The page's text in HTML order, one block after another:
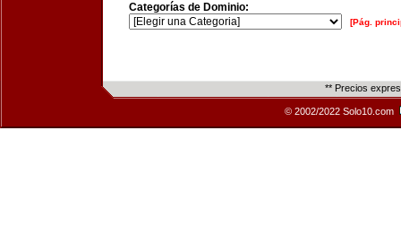
Categorías de Dominio:
[Pág.
** Precios
© 2002/2022 Solo10.com